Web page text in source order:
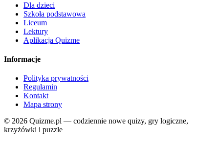
Dla dzieci
Szkoła podstawowa
Liceum
Lektury
Aplikacja Quizme
Informacje
Polityka prywatności
Regulamin
Kontakt
Mapa strony
© 2026 Quizme.pl — codziennie nowe quizy, gry logiczne,
krzyżówki i puzzle